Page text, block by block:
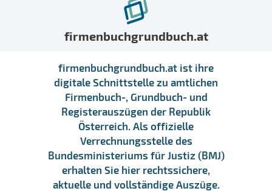
firmenbuchgrundbuch.at
firmenbuchgrundbuch.at ist ihre
digitale Schnittstelle zu amtlichen
Firmenbuch-, Grundbuch- und
Registerauszügen der Republik
Österreich. Als offizielle
Verrechnungsstelle des
Bundesministeriums für Justiz (BMJ)
erhalten Sie hier rechtssichere,
aktuelle und vollständige Auszüge.